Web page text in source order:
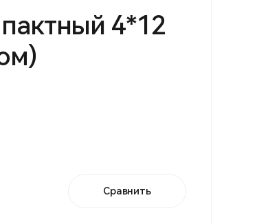
4*12
Сравнить